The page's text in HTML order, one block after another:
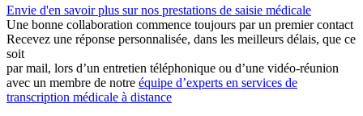
Envie d'en savoir plus sur nos prestations de saisie médicale
Une bonne collaboration commence toujours par un premier contact
Recevez une réponse personnalisée, dans les meilleurs délais, que ce
soit
par mail, lors d’un entretien téléphonique ou d’une vidéo-réunion
avec un membre de notre équipe d’experts en services de
transcription médicale à distance